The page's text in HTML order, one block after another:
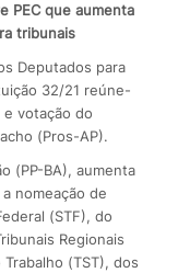
PEC que aumenta
tribunais
Deputados para
32/21 reúne-
votação do
(Pros-AP).
(PP-BA), aumenta
nomeação de
(STF), do
Regionais
(TST), dos